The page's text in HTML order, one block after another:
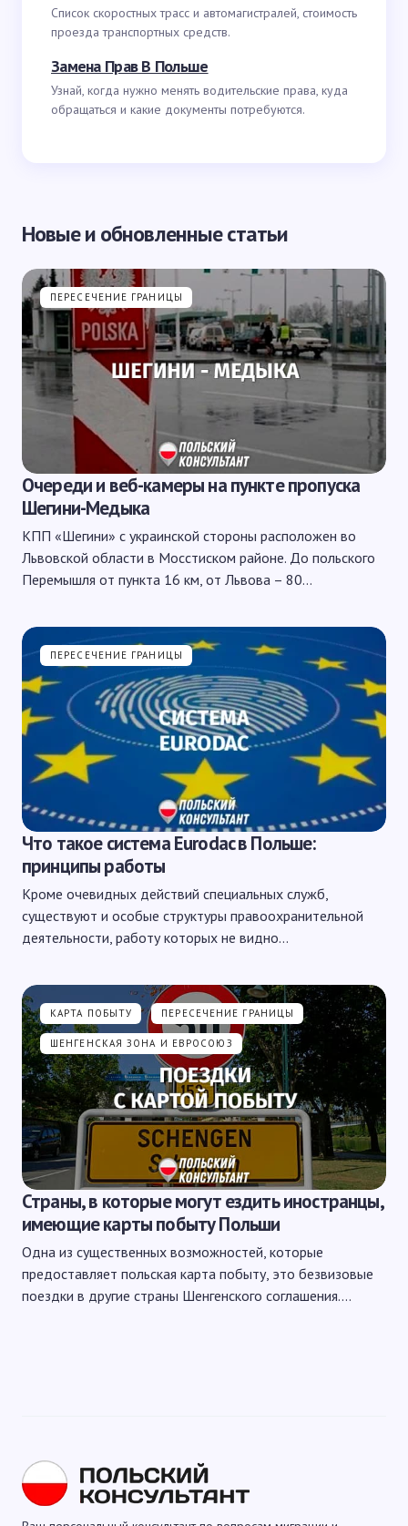
Список скоростных трасс и автомагистралей, стоимость
проезда транспортных средств.
Замена Прав В Польше
Узнай, когда нужно менять водительские права, куда
обращаться и какие документы потребуются.
Новые и обновленные статьи
ПЕРЕСЕЧЕНИЕ ГРАНИЦЫ
Очереди и веб-камеры на пункте пропуска
Шегини-Медыка
КПП «Шегини» с украинской стороны расположен во
Львовской области в Мосстиском районе. До польского
Перемышля от пункта 16 км, от Львова – 80…
ПЕРЕСЕЧЕНИЕ ГРАНИЦЫ
Что такое система Eurodac в Польше:
принципы работы
Кроме очевидных действий специальных служб,
существуют и особые структуры правоохранительной
деятельности, работу которых не видно…
КАРТА ПОБЫТУ ПЕРЕСЕЧЕНИЕ ГРАНИЦЫ
ШЕНГЕНСКАЯ ЗОНА И ЕВРОСОЮЗ
Страны, в которые могут ездить иностранцы,
имеющие карты побыту Польши
Одна из существенных возможностей, которые
предоставляет польская карта побыту, это безвизовые
поездки в другие страны Шенгенского соглашения.…